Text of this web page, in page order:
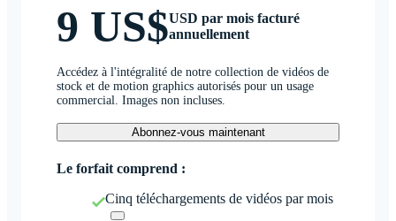
9 US$USD par mois facturé
annuellement
Accédez à l'intégralité de notre collection de vidéos de
stock et de motion graphics autorisés pour un usage
commercial. Images non incluses.
Abonnez-vous maintenant
Le forfait comprend :
Cinq téléchargements de vidéos par mois